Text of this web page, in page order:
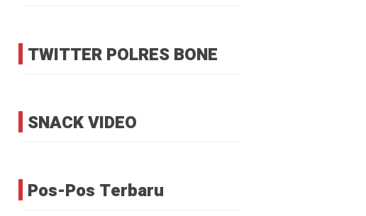
TWITTER POLRES BONE
SNACK VIDEO
Pos-Pos Terbaru